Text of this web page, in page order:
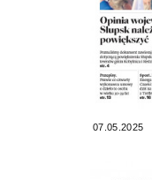
07.05.2025